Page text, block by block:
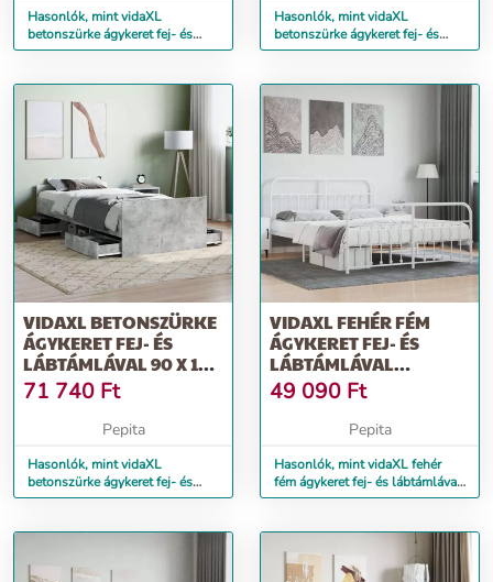
Hasonlók, mint vidaXL
betonszürke ágykeret fej- és
lábtámlával 90 x 200 cm
Hasonlók, mint vidaXL
betonszürke ágykeret fej- és
lábtámlával 140 x 190 cm
VIDAXL BETONSZÜRKE
ÁGYKERET FEJ- ÉS
LÁBTÁMLÁVAL 90 X 190
CM
71 740 Ft
Pepita
Hasonlók, mint vidaXL
betonszürke ágykeret fej- és
lábtámlával 90 x 190 cm
VIDAXL FEHÉR FÉM
ÁGYKERET FEJ- ÉS
LÁBTÁMLÁVAL
160X200 CM
49 090 Ft
Pepita
Hasonlók, mint vidaXL fehér
fém ágykeret fej- és lábtámlával
160x200 cm